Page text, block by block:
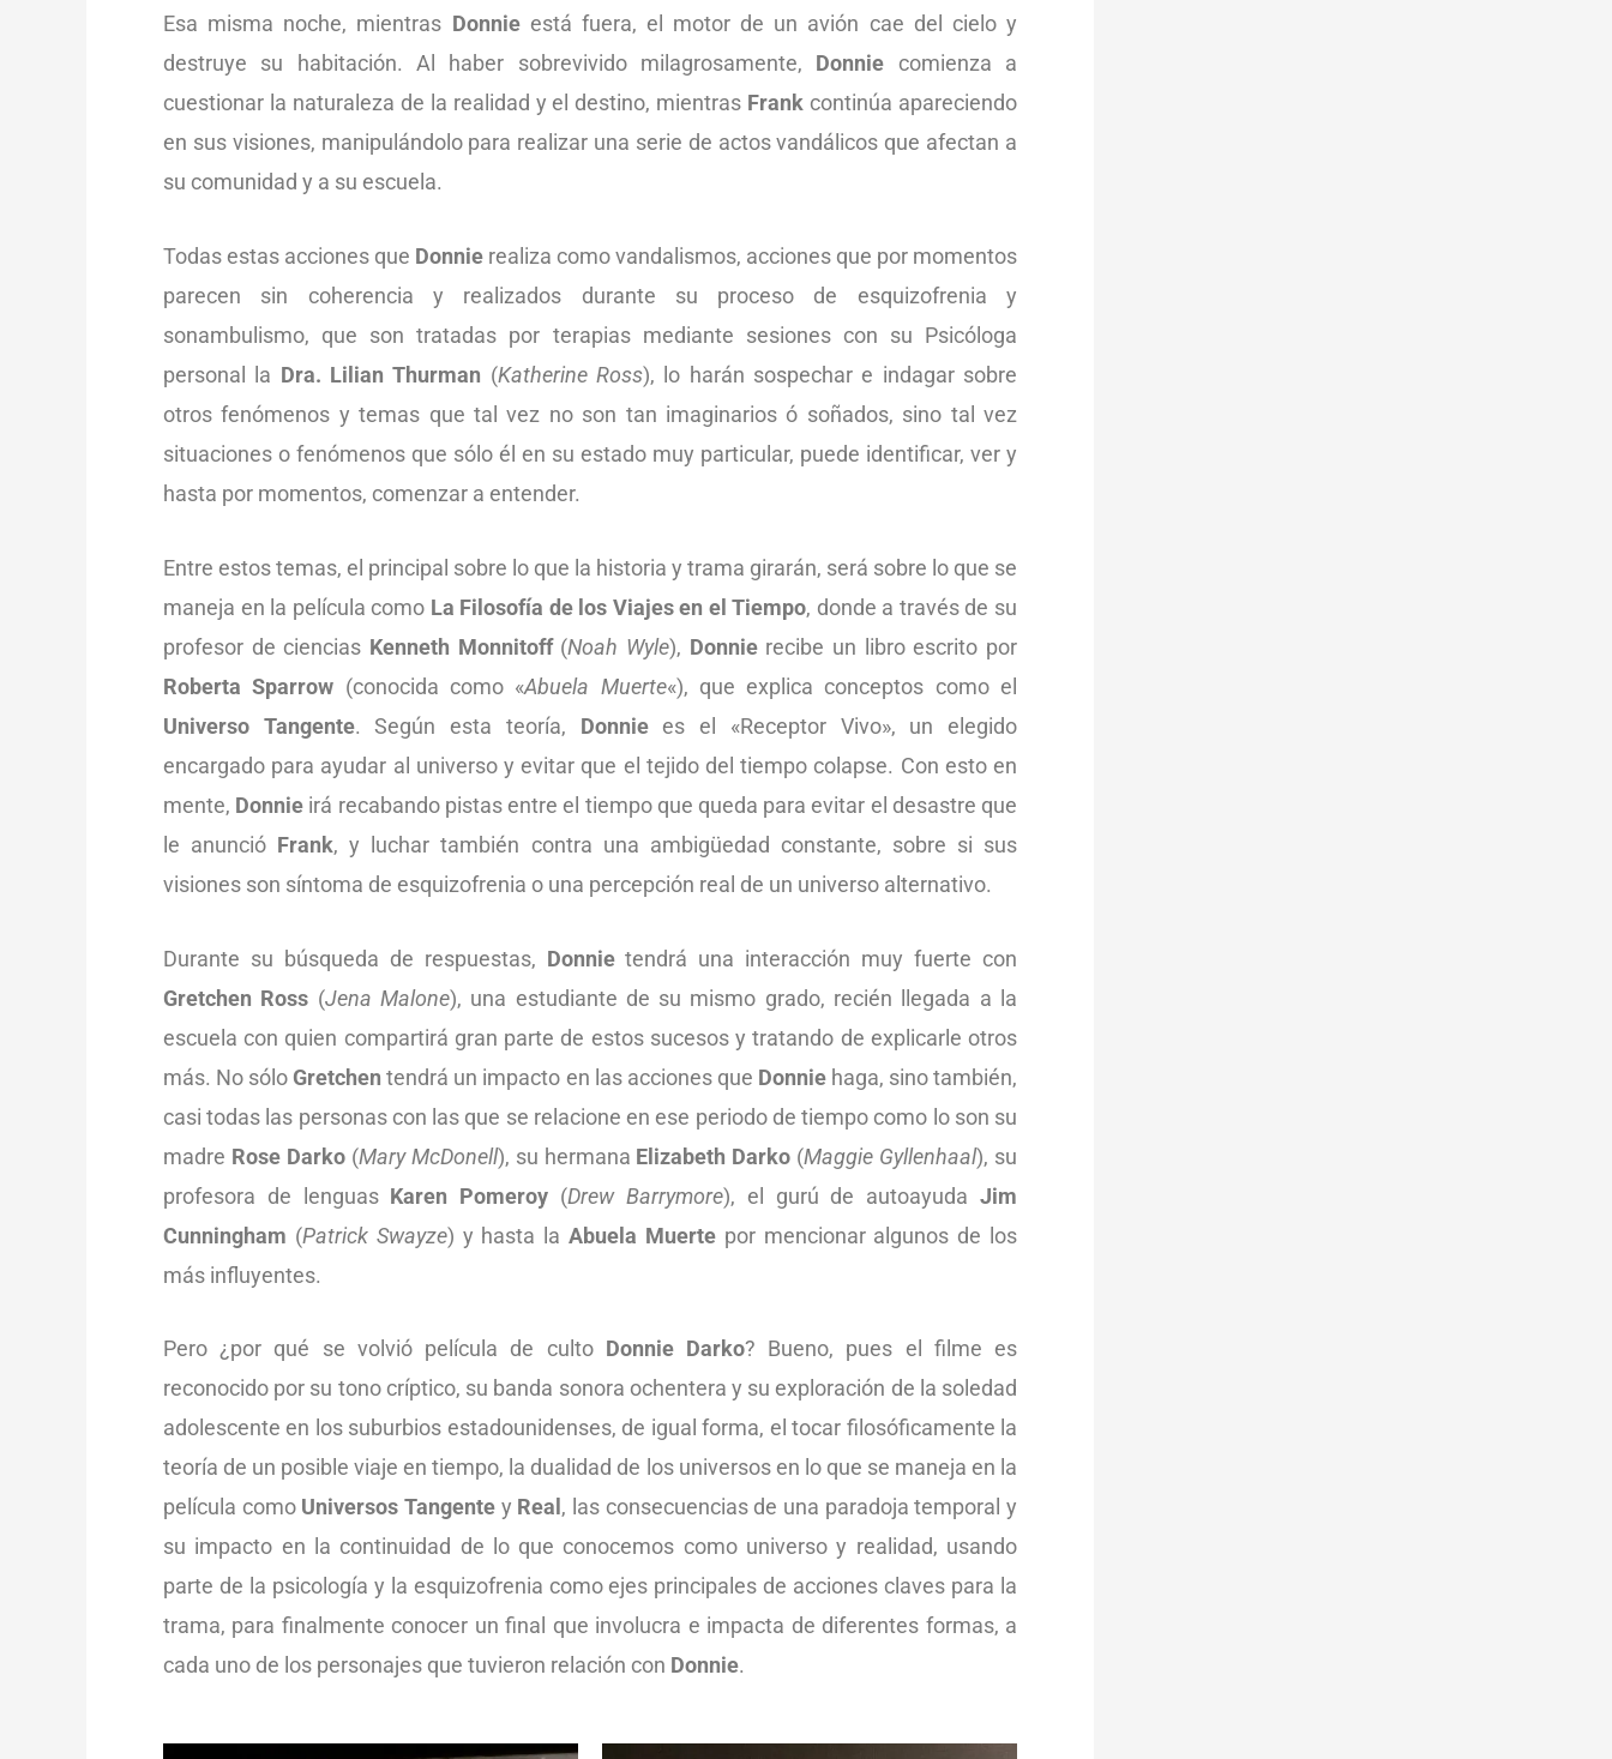
Esa misma noche, mientras Donnieestá fuera, el motor de un avión cae del cielo y
destruye su habitación. Al haber sobrevivido milagrosamente, Donnie comienza a
cuestionar la naturaleza de la realidad y el destino, mientras Frank continúa apareciendo
en sus visiones, manipulándolo para realizar una serie de actos vandálicos que afectan a
su comunidad y a su escuela.
Todas estas acciones que Donnie realiza como vandalismos, acciones que por momentos
parecen sin coherencia y realizados durante su proceso de esquizofrenia y
sonambulismo, que son tratadas por terapias mediante sesiones con su Psicóloga
personal la Dra. Lilian Thurman (Katherine Ross), lo harán sospechar e indagar sobre
otros fenómenos y temas que tal vez no son tan imaginarios ó soñados, sino tal vez
situaciones o fenómenos que sólo él en su estado muy particular, puede identificar, ver y
hasta por momentos, comenzar a entender.
Entre estos temas, el principal sobre lo que la historia y trama girarán, será sobre lo que se
maneja en la película como La Filosofía de los Viajes en el Tiempo, donde a través de su
profesor de ciencias Kenneth Monnitoff(Noah Wyle), Donnierecibe un libro escrito por
Roberta Sparrow (conocida como «Abuela Muerte«), que explica conceptos como el
Universo Tangente. Según esta teoría, Donniees el «Receptor Vivo», un elegido
encargado para ayudar al universo y evitar que el tejido del tiempo colapse. Con esto en
mente, Donnie irá recabando pistas entre el tiempo que queda para evitar el desastre que
le anunció Frank, y luchar también contra una ambigüedad constante, sobre si sus
visiones son síntoma de esquizofrenia o una percepción real de un universo alternativo.
Durante su búsqueda de respuestas, Donnietendrá una interacción muy fuerte con
Gretchen Ross (Jena Malone), una estudiante de su mismo grado, recién llegada a la
escuela con quien compartirá gran parte de estos sucesos y tratando de explicarle otros
más. No sólo Gretchen tendrá un impacto en las acciones que Donniehaga, sino también,
casi todas las personas con las que se relacione en ese periodo de tiempo como lo son su
madre Rose Darko(Mary McDonell), su hermana Elizabeth Darko (Maggie Gyllenhaal), su
profesora de lenguas Karen Pomeroy (Drew Barrymore), el gurú de autoayudaJim
Cunningham (Patrick Swayze) y hasta laAbuela Muertepor mencionar algunos de los
más influyentes.
Pero ¿por qué se volvió película de culto Donnie Darko? Bueno, pues el filme es
reconocido por su tono críptico, su banda sonora ochentera y su exploración de la soledad
adolescente en los suburbios estadounidenses, de igual forma, el tocar filosóficamente la
teoría de un posible viaje en tiempo, la dualidad de los universos en lo que se maneja en la
película como Universos Tangente y Real , las consecuencias de una paradoja temporal y
su impacto en la continuidad de lo que conocemos como universo y realidad, usando
parte de la psicología y la esquizofrenia como ejes principales de acciones claves para la
trama, para finalmente conocer un final que involucra e impacta de diferentes formas, a
cada uno de los personajes que tuvieron relación con Donnie.